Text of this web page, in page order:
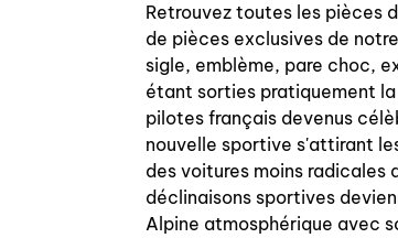
Retrouvez toutes les pièces
de pièces exclusives de
sigle, emblème, pare choc,
étant sorties pratiquement
pilotes français devenus
nouvelle sportive s'attirant
des voitures moins radicales
déclinaisons sportives
Alpine atmosphérique avec